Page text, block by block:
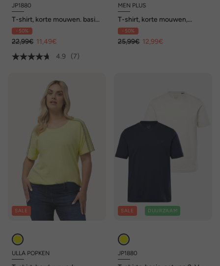
JP1880
T-shirt, korte mouwen. basic,
ronde hals, tot 8XL
- 50%
22,99€ 11,49€
4.9
(7)
MEN PLUS
T-shirt, korte mouwen,
borstprint, tot 8 XL
- 50%
25,99€ 12,99€
SALE
ULLA POPKEN
SALE DUURZAAM
JP1880